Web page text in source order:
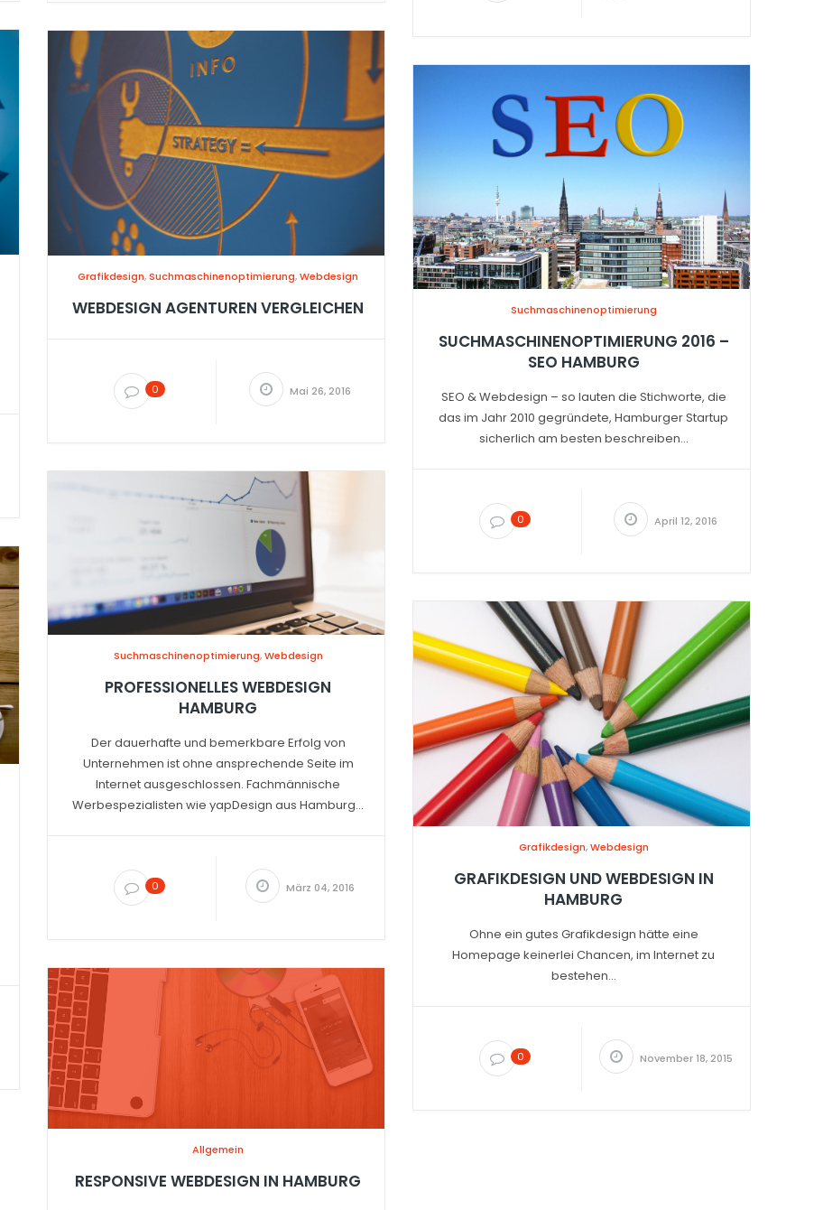
Grafikdesign,Suchmaschinenoptimierung,Webdesign
WEBDESIGN AGENTUREN VERGLEICHEN
0 Mai 26, 2016
Suchmaschinenoptimierung
SUCHMASCHINENOPTIMIERUNG 2016 –
SEO HAMBURG
SEO & Webdesign – so lauten die Stichworte, die
das im Jahr 2010 gegründete, Hamburger Startup
sicherlich am besten beschreiben...
0 April 12, 2016
Suchmaschinenoptimierung,Webdesign
PROFESSIONELLES WEBDESIGN
HAMBURG
Der dauerhafte und bemerkbare Erfolg von
Unternehmen ist ohne ansprechende Seite im
Internet ausgeschlossen. Fachmännische
Werbespezialisten wie yapDesign aus Hamburg...
0 März 04, 2016
Grafikdesign,Webdesign
GRAFIKDESIGN UND WEBDESIGN IN
HAMBURG
Ohne ein gutes Grafikdesign hätte eine
Homepage keinerlei Chancen, im Internet zu
bestehen...
0 November 18, 2015
Allgemein
RESPONSIVE WEBDESIGN IN HAMBURG